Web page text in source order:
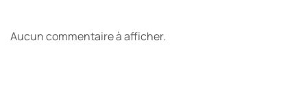
Aucun commentaire à afficher.